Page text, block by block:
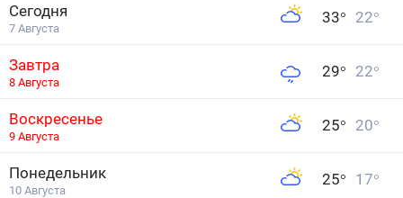
Сегодня
7 Августа
33° 22°
Завтра
8 Августа
29° 22°
Воскресенье
9 Августа
25° 20°
Понедельник
10 Августа
25° 17°